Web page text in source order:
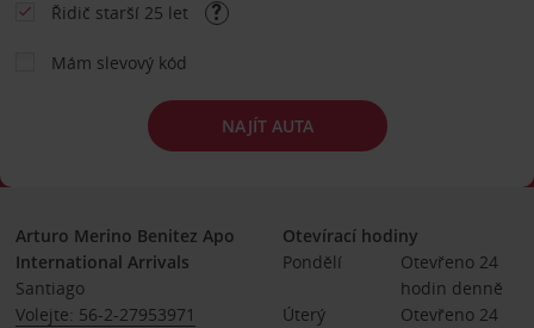
Řidič starší 25 let
Mám slevový kód
NAJÍT AUTA
Arturo Merino Benitez Apo
International Arrivals
Santiago
Volejte: 56-2-27953971
Otevírací hodiny
Pondělí
Otevřeno 24
hodin denně
Úterý
Otevřeno 24